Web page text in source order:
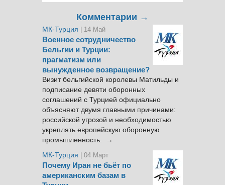
Комментарии →
МК-Турция | 14 Май
Военное сотрудничество
Бельгии и Турции:
прагматизм или
вынужденное возвращение?
Визит бельгийской королевы Матильды и
подписание девяти оборонных
соглашений с Турцией официально
объясняют двумя главными причинами:
российской угрозой и необходимостью
укреплять европейскую оборонную
промышленность. →
МК-Турция
| 04 Март
Почему Иран не бьёт по
американским базам в